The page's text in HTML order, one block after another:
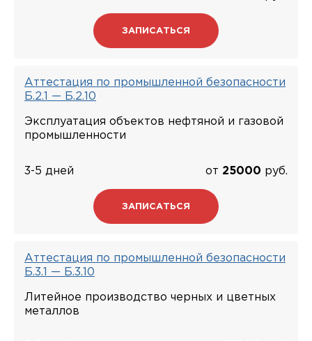
ЗАПИСАТЬСЯ
Аттестация по промышленной безопасности
Б.2.1 — Б.2.10
Эксплуатация объектов нефтяной и газовой
промышленности
3-5 дней от 25000 руб.
ЗАПИСАТЬСЯ
Аттестация по промышленной безопасности
Б.3.1 — Б.3.10
Литейное производство черных и цветных
металлов